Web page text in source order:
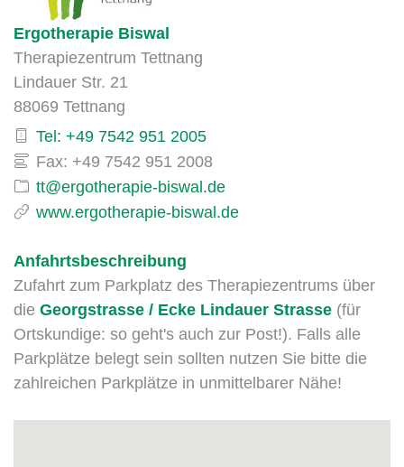
Ergotherapie Biswal
Therapiezentrum Tettnang
Lindauer Str. 21
88069 Tettnang
Tel: +49 7542 951 2005
Fax: +49 7542 951 2008
www.ergotherapie-biswal.de
Anfahrtsbeschreibung
Zufahrt zum Parkplatz des Therapiezentrums über
die Georgstrasse / Ecke Lindauer Strasse (für
Ortskundige: so geht's auch zur Post!). Falls alle
Parkplätze belegt sein sollten nutzen Sie bitte die
zahlreichen Parkplätze in unmittelbarer Nähe!